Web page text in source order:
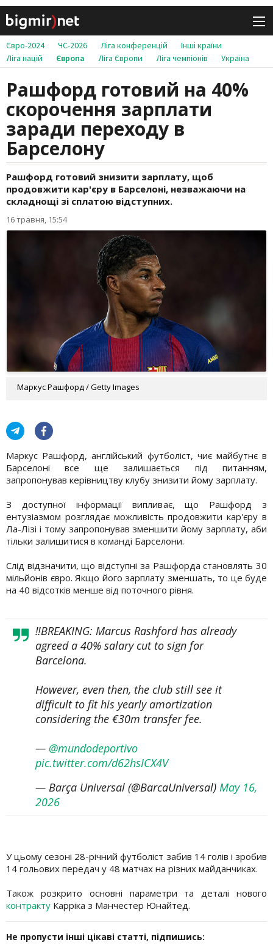
Євро-2024 ЧС-2026 Ліга конференцій
Інші країни
Ліга націй
Європа Ліга Європи Ліга чемпіонів Україна
Рашфорд готовий на 40%
скорочення зарплати
заради переходу в
Барселону
Рашфорд готовий знизити зарплату, щоб
продовжити кар'єру в Барселоні, незважаючи на
складнощі зі сплатою відступних.
16 травня, 15:54
Маркус Рашфорд / Getty Images
Маркус Рашфорд, англійський футболіст, чиє майбутнє в
Барселоні все ще залишається під питанням,
запропонував керівництву клубу знизити йому зарплату.
З доступної інформації випливає, що Рашфорд з
ентузіазмом розглядає можливість продовжити кар'єру в
Ла-Лізі і тому запропонував зменшити йому зарплату, аби
тільки залишитися в команді Барселони.
Слід відзначити, що відступні за Рашфорда становлять 30
мільйонів євро. Якщо його зарплату зменшать, то це буде
на 40 відсотків менше від поточного рівня.
‼️BREAKING: Marcus Rashford has already
agreed a 40% salary cut to sign for
Barcelona.
However, even then, the club still see it
difficult to fit his yearly amortization
considering the €30m transfer fee.
— @mundodeportivo
pic.twitter.com/d62hsICX4V
— Barça Universal (@BarcaUniversal) May 16,
2026
У цьому сезоні 28-річний футболіст забив 14 голів і зробив
14 гольових передач у 48 матчах на різних майданчиках.
Також розкрито основні параметри та деталі нового
контракту Карріка з Манчестер Юнайтед.
Не пропусти інші цікаві статті, підпишись: